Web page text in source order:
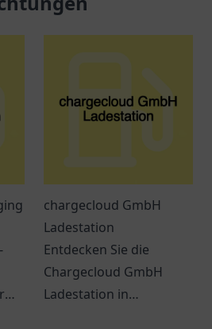
chargecloud GmbH
Ladestation
Entdecken Sie die
Chargecloud GmbH
Ladestation in